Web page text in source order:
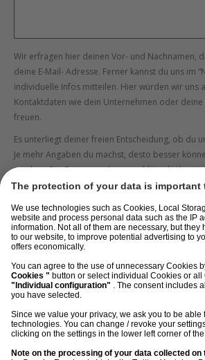
Wir erfragen hier deinen Vor- und Nachnamen,
deine E-Mail- Adresse. Ferner kannst du uns im
individuelle Infos mitteilen. Hier würden wir uns
Kontaktdaten wie dein Unternehmen oder
freuen.
Es unterliegt deiner freien Entscheidung, ob du
Je mehr Angaben du machst, desto besser
machen. Die Daten werden verschlüsselt
deiner Daten und kannst deine Nutzerrechte,
Datenschutzerklärung.
Ich stimme zu, dass morefire mir den
zusendet. Ich kann die Einwilligung
kontaktformular@more-fire.com oder auf
Mail. Du bist Herr deiner Daten und kannst
z.B. Widerruf oder Auskunftsrecht jederzeit
steht in unserer Datenschutzerklärung.